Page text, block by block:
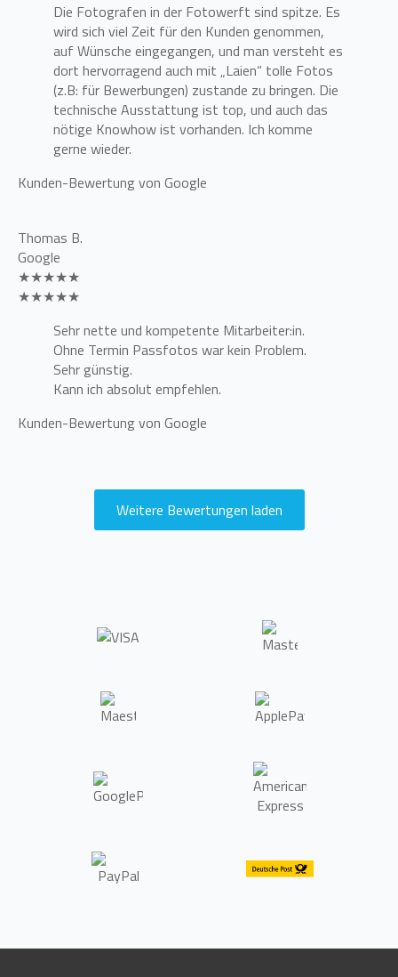
Die Fotografen in der Fotowerft sind spitze. Es
wird sich viel Zeit für den Kunden genommen,
auf Wünsche eingegangen, und man versteht es
dort hervorragend auch mit „Laien“ tolle Fotos
(z.B: für Bewerbungen) zustande zu bringen. Die
technische Ausstattung ist top, und auch das
nötige Knowhow ist vorhanden. Ich komme
gerne wieder.
Kunden-Bewertung von Google
Thomas B.
Google
★★★★★
★★★★★
Sehr nette und kompetente Mitarbeiter:in.
Ohne Termin Passfotos war kein Problem.
Sehr günstig.
Kann ich absolut empfehlen.
Kunden-Bewertung von Google
Weitere Bewertungen laden